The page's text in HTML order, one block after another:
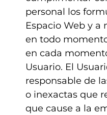
personal los
Espacio Web y a
en todo
en cada
Usuario. El
responsable de
o inexactas que
que cause a la